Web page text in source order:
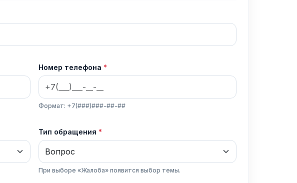
Номер телефона
Формат: +7(###)###-##-##
Тип обращения
При выборе «Жалоба» появится выбор темы.